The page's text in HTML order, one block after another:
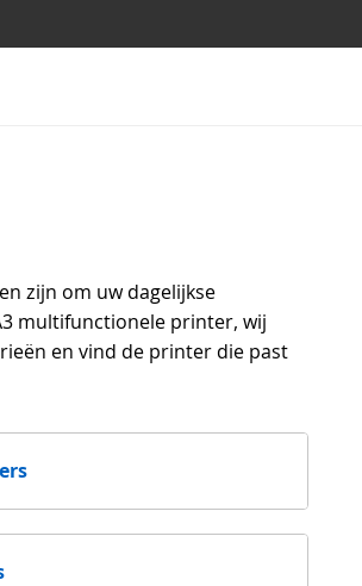
zijn om uw dagelijkse
multifunctionele printer, wij
en vind de printer die past